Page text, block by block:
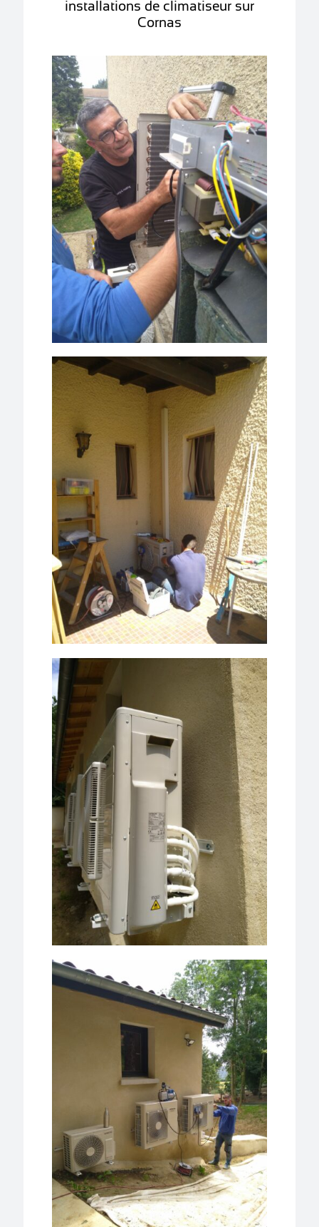
installations de climatiseur sur
Cornas